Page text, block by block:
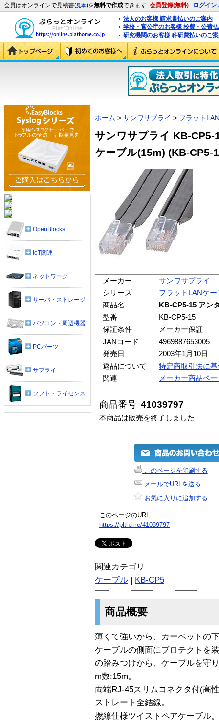
会員はオンラインで見積書(見本)を無料で作成できます 会員登録(無料) ログイン
法人のお客様 請求書払いのご案内
学校・官公庁のお客様 校費・公費
研究機関のお客様 科研費払いのご
ホーム > サンワサプライ > フラット
サンワサプライ KB-
ケーブル(15m) (KB-CP5-
メーカー
サンワサプライ
シリーズ
フラットLANケー
商品名
KB-CP5-15 アン
型番
KB-CP5-15
保証条件
メーカー保証
JANコード
4969887653005
発売日
2003年1月10日
返品について
特定商取引法に
関連
メーカー商品ペ
商品番号 41039797
本商品は販売を終了しました
このページを印刷する
メールでURLを送る
お気に入りに追加する
このページのURL
https://plth.me/41039797
関連カテゴリ
ケーブル | KB-CP5
商品概要
薄くて強いから、カーペットの
ケーブルの側面にプロテクトを
の踏みつけから、ケーブルを守
m数:15m。
両端RJ-45スリムコネクタ付(高
ストレート全結線。
撚線仕様ツイストペアケーブル。
OpenBlocks
IoT関連
ネットワーク
サーバ・ストレージ
パソコン・周辺機器
PCパーツ
サプライ
ソフト・ライセンス